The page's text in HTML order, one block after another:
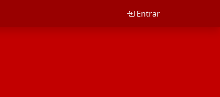
Entrar